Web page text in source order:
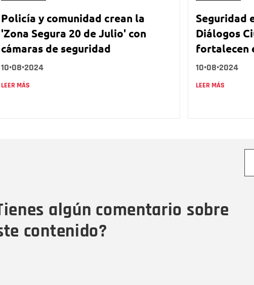
Policía y comunidad crean la
'Zona Segura 20 de Julio' con
cámaras de seguridad
10•08•2024
LEER MÁS
Seguridad
Diálogos
fortalecen
10•08•2024
LEER MÁS
algún comentario sobre
contenido?